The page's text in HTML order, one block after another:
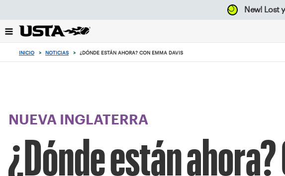
el
botón
New! Lost
INICIO > NOTICIAS > ¿DÓNDE ESTÁN AHORA? CON EMMA DAVIS
NUEVA INGLATERRA
¿Dónde están ahora?